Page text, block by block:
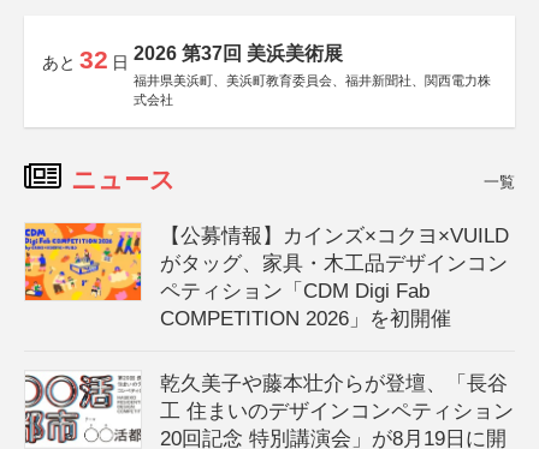
あと 32 日 2026 第37回 美浜美術展
福井県美浜町、美浜町教育委員会、福井新聞社、関西電力株
式会社
ニュース 一覧
【公募情報】カインズ×コクヨ×VUILD
がタッグ、家具・木工品デザインコン
ペティション「CDM Digi Fab
COMPETITION 2026」を初開催
乾久美子や藤本壮介らが登壇、「長谷
工 住まいのデザインコンペティション
20回記念 特別講演会」が8月19日に開